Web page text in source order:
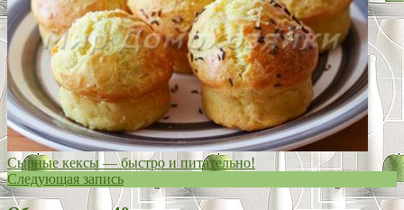
Сырные кексы — быстро и питательно!
Следующая запись